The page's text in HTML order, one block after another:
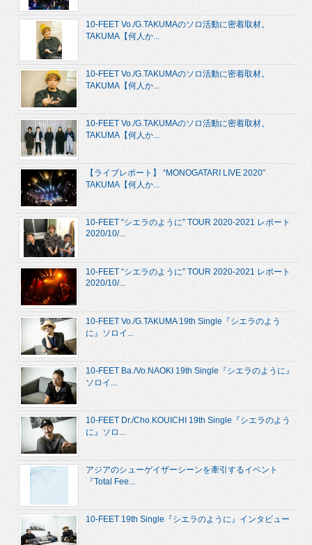
10-FEET Vo./G.TAKUMAのソロ活動に密着取材。
TAKUMA【何人か...
10-FEET Vo./G.TAKUMAのソロ活動に密着取材。
TAKUMA【何人か...
10-FEET Vo./G.TAKUMAのソロ活動に密着取材。
TAKUMA【何人か...
【ライブレポート】 “MONOGATARI LIVE 2020”
TAKUMA【何人か...
10-FEET “シエラのように” TOUR 2020-2021 レポート
2020/10/...
10-FEET “シエラのように” TOUR 2020-2021 レポート
2020/10/...
10-FEET Vo./G.TAKUMA 19th Single『シエラのよう
に』ソロイ...
10-FEET Ba./Vo.NAOKI 19th Single『シエラのように』
ソロイ...
10-FEET Dr./Cho.KOUICHI 19th Single『シエラのよう
に』ソロ...
アジアのシューゲイザーシーンを牽引するイベント
『Total Fee...
10-FEET 19th Single『シエラのように』インタビュー